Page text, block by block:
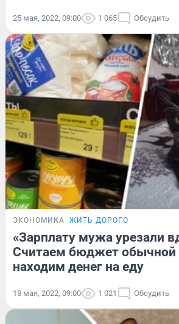
25 мая, 2022, 09:00 1 065 Обсудить
ЭКОНОМИКА ЖИТЬ ДОРОГО
«Зарплату мужа урезали
Считаем бюджет обычной
находим денег на еду
18 мая, 2022, 09:00 1 021 Обсудить